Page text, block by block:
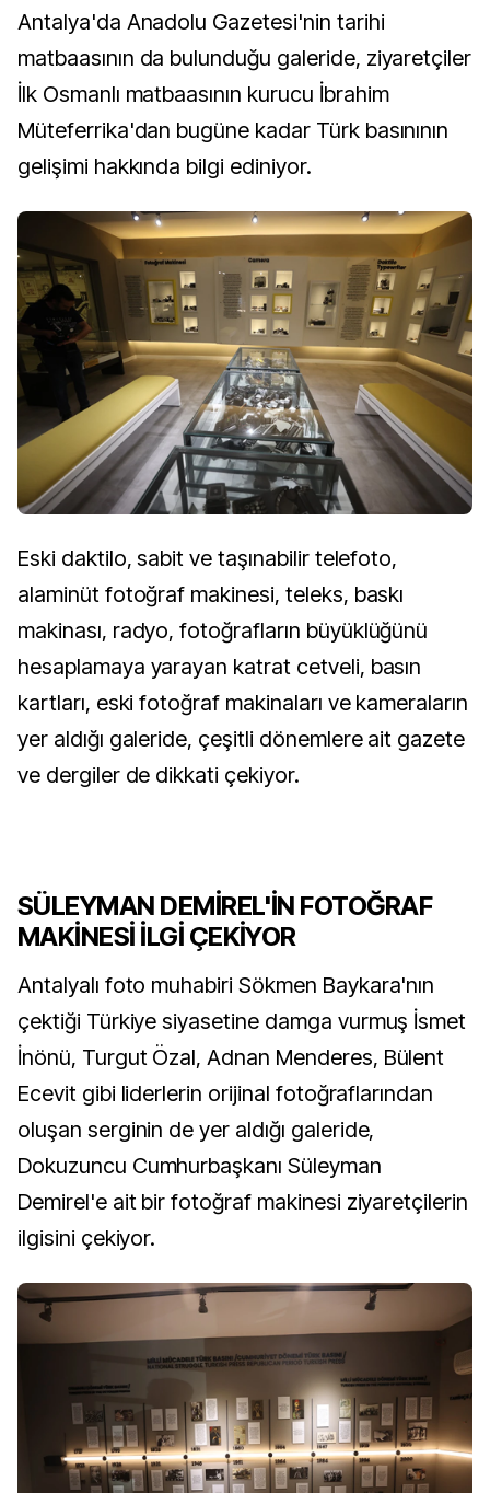
Antalya'da Anadolu Gazetesi'nin tarihi
matbaasının da bulunduğu galeride, ziyaretçiler
İlk Osmanlı matbaasının kurucu İbrahim
Müteferrika'dan bugüne kadar Türk basınının
gelişimi hakkında bilgi ediniyor.
Eski daktilo, sabit ve taşınabilir telefoto,
alaminüt fotoğraf makinesi, teleks, baskı
makinası, radyo, fotoğrafların büyüklüğünü
hesaplamaya yarayan katrat cetveli, basın
kartları, eski fotoğraf makinaları ve kameraların
yer aldığı galeride, çeşitli dönemlere ait gazete
ve dergiler de dikkati çekiyor.
SÜLEYMAN DEMİREL'İN FOTOĞRAF
MAKİNESİ İLGİ ÇEKİYOR
Antalyalı foto muhabiri Sökmen Baykara'nın
çektiği Türkiye siyasetine damga vurmuş İsmet
İnönü, Turgut Özal, Adnan Menderes, Bülent
Ecevit gibi liderlerin orijinal fotoğraflarından
oluşan serginin de yer aldığı galeride,
Dokuzuncu Cumhurbaşkanı Süleyman
Demirel'e ait bir fotoğraf makinesi ziyaretçilerin
ilgisini çekiyor.